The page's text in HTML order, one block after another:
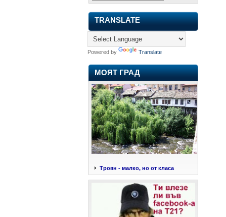
TRANSLATE
Powered by Translate
МОЯТ ГРАД
Троян - малко, но от класа